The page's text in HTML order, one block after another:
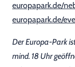
europapark.de/
europapark.de/
Der Europa-Park
mind. 18 Uhr